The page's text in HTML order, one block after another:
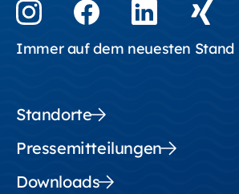
Immer auf dem neuesten Stand
Standorte
Pressemitteilungen
Downloads